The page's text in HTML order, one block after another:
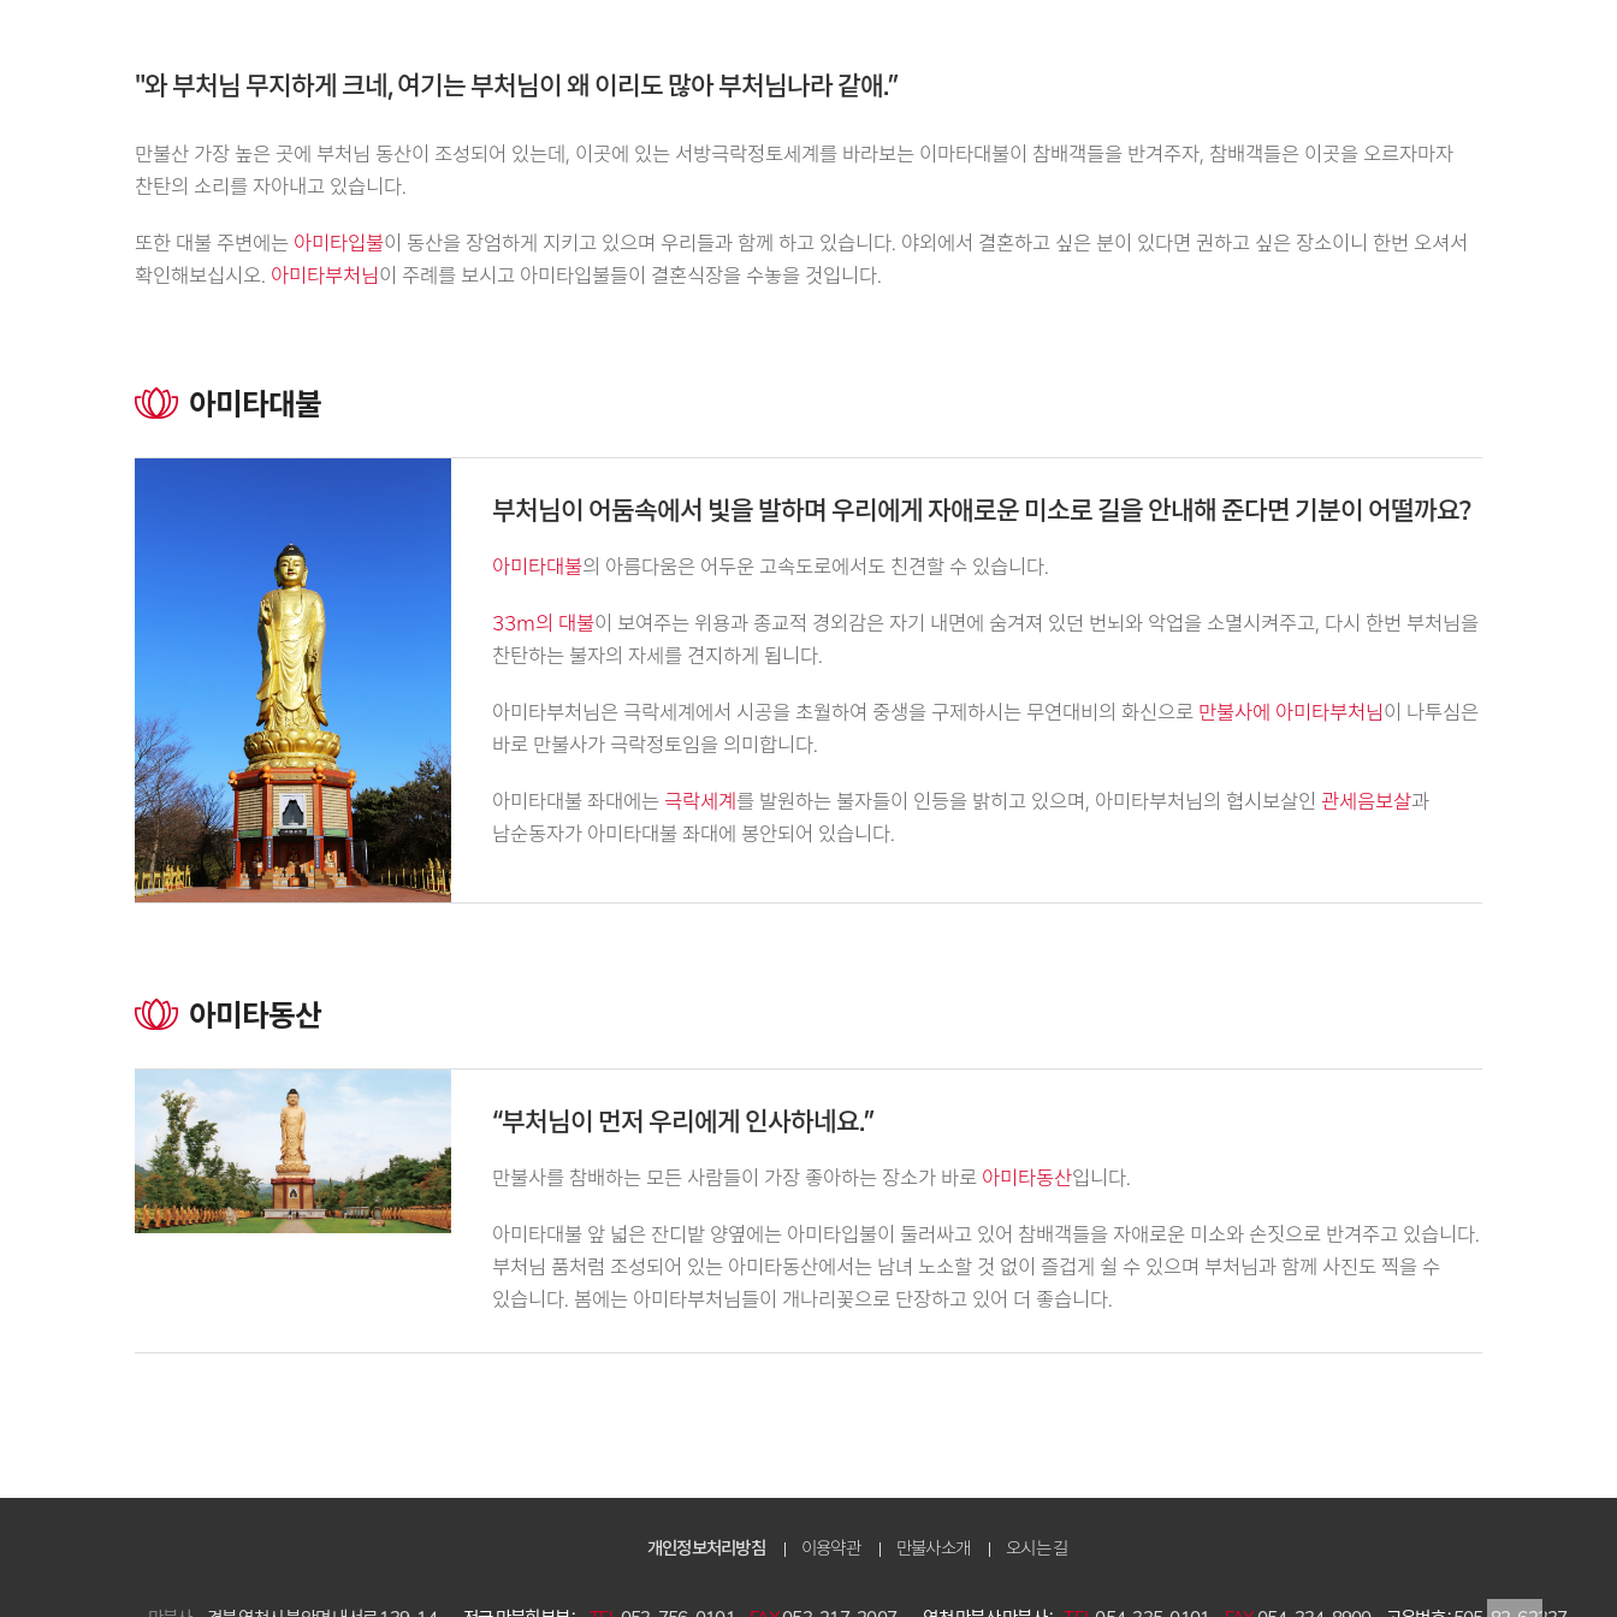
"와 부처님 무지하게 크네, 여기는 부처님이 왜 이리도 많아 부처님나라 같애.”
만불산 가장 높은 곳에 부처님 동산이 조성되어 있는데, 이곳에 있는 서방극락정토세계를 바라보는 이마타대불이 참배객들을 반겨주자, 참배객들은 이곳을 오르자마자
찬탄의 소리를 자아내고 있습니다.
또한 대불 주변에는 아미타입불이 동산을 장엄하게 지키고 있으며 우리들과 함께 하고 있습니다. 야외에서 결혼하고 싶은 분이 있다면 권하고 싶은 장소이니 한번 오셔서
확인해보십시오. 아미타부처님이 주례를 보시고 아미타입불들이 결혼식장을 수놓을 것입니다.
아미타대불
부처님이 어둠속에서 빛을 발하며 우리에게 자애로운 미소로 길을 안내해 준다면 기분이 어떨까요?
아미타대불의 아름다움은 어두운 고속도로에서도 친견할 수 있습니다.
33m의 대불이 보여주는 위용과 종교적 경외감은 자기 내면에 숨겨져 있던 번뇌와 악업을 소멸시켜주고, 다시 한번 부처님을
찬탄하는 불자의 자세를 견지하게 됩니다.
아미타부처님은 극락세계에서 시공을 초월하여 중생을 구제하시는 무연대비의 화신으로 만불사에 아미타부처님이 나투심은
바로 만불사가 극락정토임을 의미합니다.
아미타대불 좌대에는 극락세계를 발원하는 불자들이 인등을 밝히고 있으며, 아미타부처님의 협시보살인 관세음보살과
남순동자가 아미타대불 좌대에 봉안되어 있습니다.
아미타동산
“부처님이 먼저 우리에게 인사하네요.”
만불사를 참배하는 모든 사람들이 가장 좋아하는 장소가 바로 아미타동산입니다.
아미타대불 앞 넓은 잔디밭 양옆에는 아미타입불이 둘러싸고 있어 참배객들을 자애로운 미소와 손짓으로 반겨주고 있습니다.
부처님 품처럼 조성되어 있는 아미타동산에서는 남녀 노소할 것 없이 즐겁게 쉴 수 있으며 부처님과 함께 사진도 찍을 수
있습니다. 봄에는 아미타부처님들이 개나리꽃으로 단장하고 있어 더 좋습니다.
개인정보처리방침 이용약관 만불사소개 오시는 길